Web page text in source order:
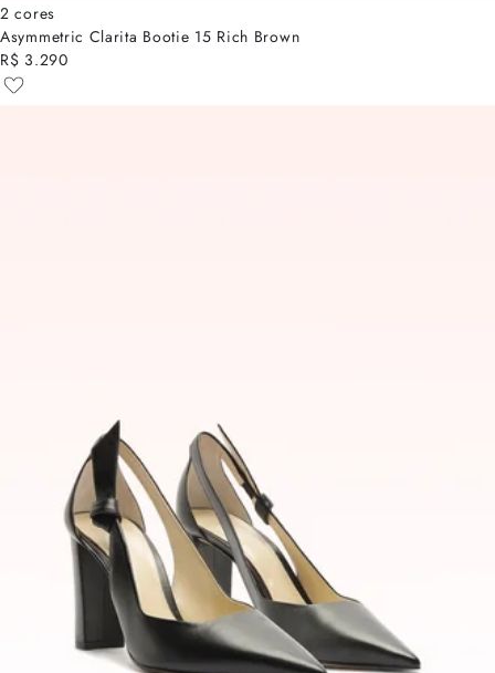
2 cores
Asymmetric Clarita Bootie 15 Rich Brown
R$ 3.290